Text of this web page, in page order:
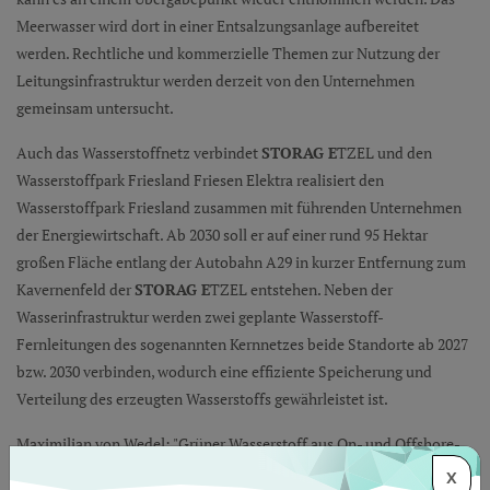
Meerwasser wird dort in einer Entsalzungsanlage aufbereitet
werden. Rechtliche und kommerzielle Themen zur Nutzung der
Leitungsinfrastruktur werden derzeit von den Unternehmen
gemeinsam untersucht.
Auch das Wasserstoffnetz verbindetSTORAG ETZEL und den
Wasserstoffpark Friesland Friesen Elektra realisiert den
Wasserstoffpark Friesland zusammen mit führenden Unternehmen
der Energiewirtschaft. Ab 2030 soll er auf einer rund 95 Hektar
großen Fläche entlang der Autobahn A29 in kurzer Entfernung zum
Kavernenfeld derSTORAG ETZEL entstehen. Neben der
Wasserinfrastruktur werden zwei geplante Wasserstoff-
Fernleitungen des sogenannten Kernnetzes beide Standorte ab 2027
bzw. 2030 verbinden, wodurch eine effiziente Speicherung und
Verteilung des erzeugten Wasserstoffs gewährleistet ist.
Maximilian von Wedel: "Grüner Wasserstoff aus On- und Offshore-
Wind sowie regionalen Photovoltaik-Parks ist sauber, nachhaltig X